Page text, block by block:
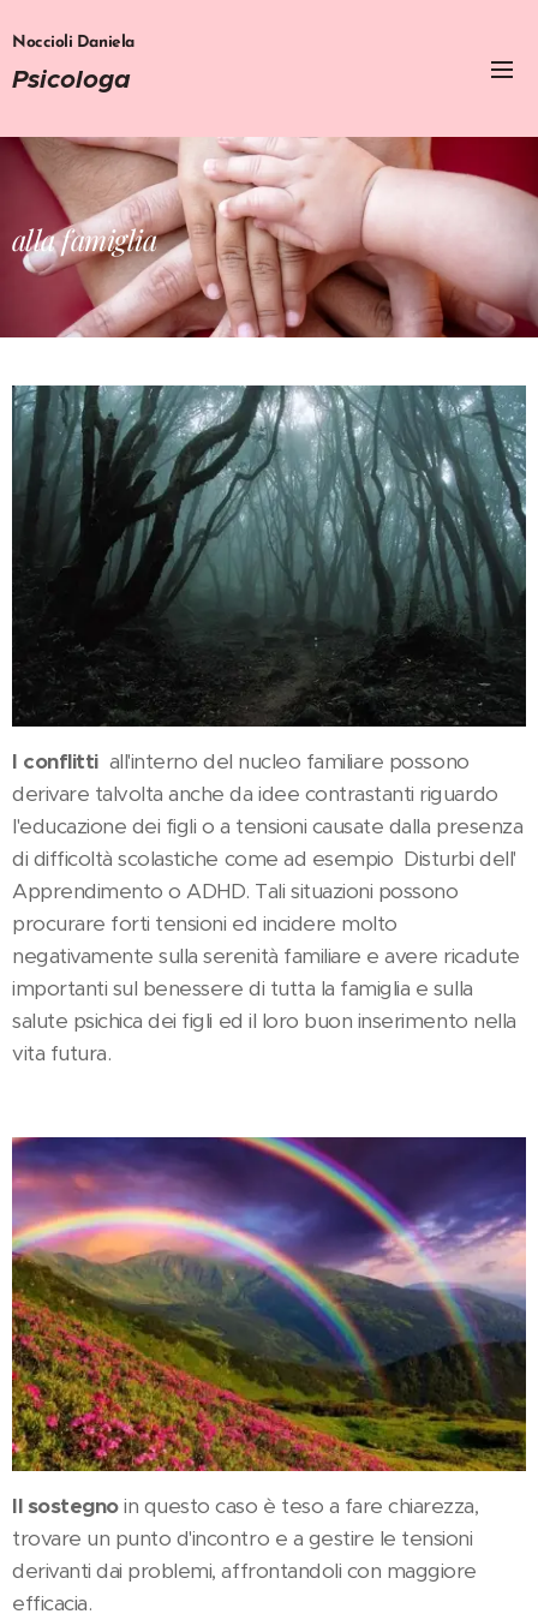
Noccioli Daniela
Psicologa
alla famiglia
I conflittiall'interno del nucleo familiare possono
derivare talvolta anche da idee contrastanti riguardo
l'educazione dei figli o a tensioni causate dalla presenza
di difficoltà scolastiche come ad esempio Disturbi dell'
Apprendimento o ADHD. Tali situazioni possono
procurare forti tensioni ed incidere molto
negativamente sulla serenità familiare e avere ricadute
importanti sul benessere di tutta la famiglia e sulla
salute psichica dei figli ed il loro buon inserimento nella
vita futura.
Il sostegnoin questo caso è teso a fare chiarezza,
trovare un punto d'incontro e a gestire le tensioni
derivanti dai problemi, affrontandoli con maggiore
efficacia.